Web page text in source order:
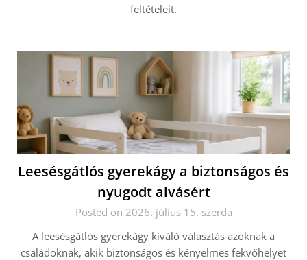
feltételeit.
Leesésgátlós gyerekágy a biztonságos és
nyugodt alvásért
Posted on 2026. július 15. szerda
A leesésgátlós gyerekágy kiváló választás azoknak a
családoknak, akik biztonságos és kényelmes fekvőhelyet